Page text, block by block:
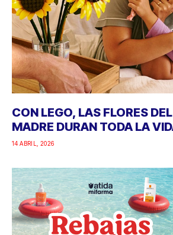
CON LEGO, LAS FLORES
MADRE DURAN TODA LA
14 ABRIL, 2026